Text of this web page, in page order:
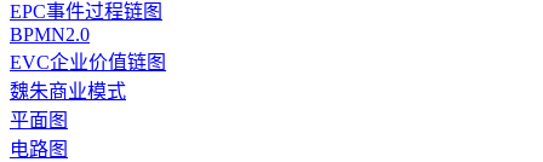
EPC事件过程链图
BPMN2.0
EVC企业价值链图
魏朱商业模式
平面图
电路图